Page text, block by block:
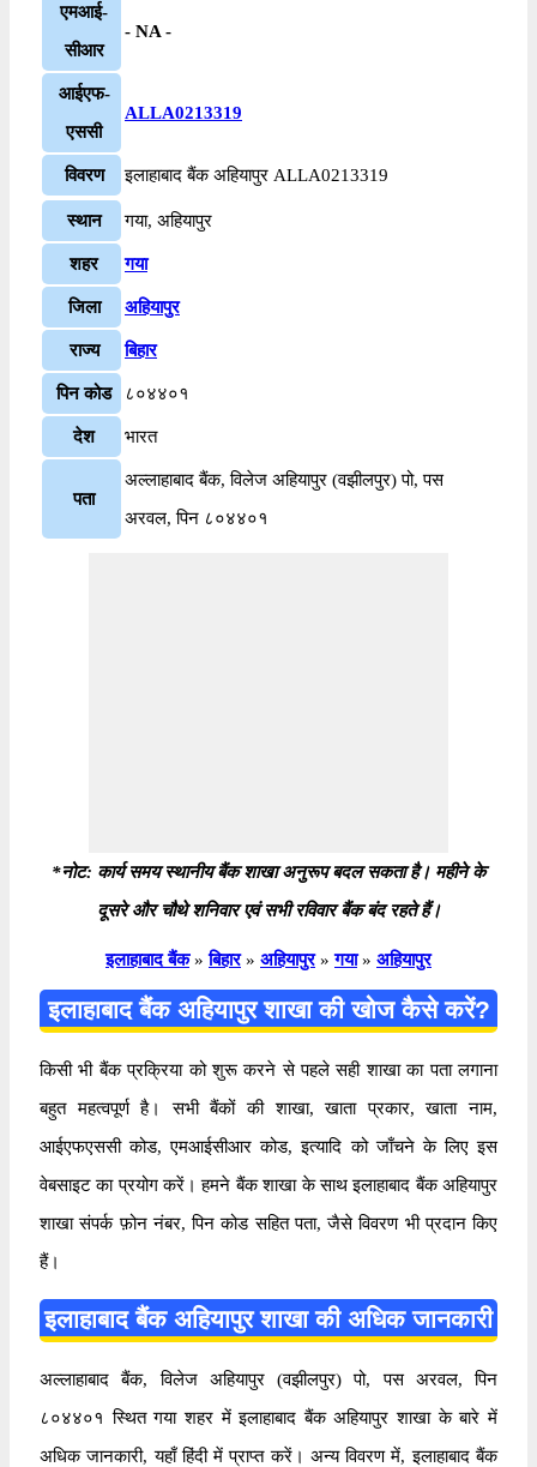
एमआई-
सीआर
- NA -
आईएफ-
एससी
ALLA0213319
विवरण इलाहाबाद बैंक अहियापुर ALLA0213319
स्थान गया, अहियापुर
शहर गया
जिला अहियापुर
राज्य बिहार
पिन कोड ८०४४०१
देश भारत
पता
अल्लाहाबाद बैंक, विलेज अहियापुर (वझीलपुर) पो, पस
अरवल, पिन ८०४४०१
*नोट: कार्य समय स्थानीय बैंक शाखा अनुरूप बदल सकता है। महीने के
दूसरे और चौथे शनिवार एवं सभी रविवार बैंक बंद रहते हैं।
इलाहाबाद बैंक » बिहार » अहियापुर » गया » अहियापुर
इलाहाबाद बैंक अहियापुर शाखा की खोज कैसे करें?
किसी भी बैंक प्रक्रिया को शुरू करने से पहले सही शाखा का पता लगाना
बहुत महत्वपूर्ण है। सभी बैंकों की शाखा, खाता प्रकार, खाता नाम,
आईएफएससी कोड, एमआईसीआर कोड, इत्यादि को जाँचने के लिए इस
वेबसाइट का प्रयोग करें। हमने बैंक शाखा के साथ इलाहाबाद बैंक अहियापुर
शाखा संपर्क फ़ोन नंबर, पिन कोड सहित पता, जैसे विवरण भी प्रदान किए
हैं।
इलाहाबाद बैंक अहियापुर शाखा की अधिक जानकारी
अल्लाहाबाद बैंक, विलेज अहियापुर (वझीलपुर) पो, पस अरवल, पिन
८०४४०१ स्थित गया शहर में इलाहाबाद बैंक अहियापुर शाखा के बारे में
अधिक जानकारी, यहाँ हिंदी में प्राप्त करें। अन्य विवरण में, इलाहाबाद बैंक